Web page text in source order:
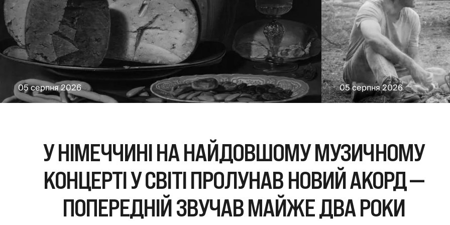
05 серпня 2026 05 серпня 2026
У НІМЕЧЧИНІ НА НАЙДОВШОМУ МУЗИЧНОМУ
КОНЦЕРТІ У СВІТІ ПРОЛУНАВ НОВИЙ АКОРД —
ПОПЕРЕДНІЙ ЗВУЧАВ МАЙЖЕ ДВА РОКИ